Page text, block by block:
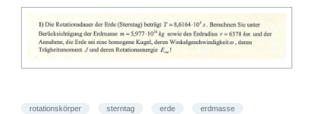
rotationskörper sterntag erde erdmasse